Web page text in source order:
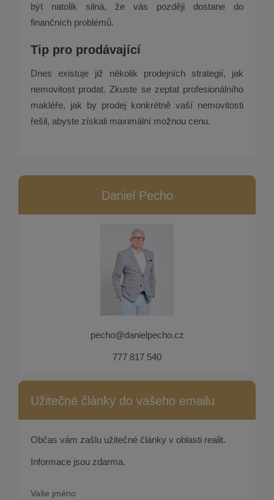
být natolik silná, že vás později dostane do
finančních problémů.
Tip pro prodávající
Dnes existuje již několik prodejních strategií, jak
nemovitost prodat. Zkuste se zeptat profesionálního
makléře, jak by prodej konkrétně vaší nemovitosti
řešil, abyste získali maximální možnou cenu.
Daniel Pecho
pecho@danielpecho.cz
777 817 540
Užitečné články do vašeho emailu
Občas vám zašlu užitečné články v oblasti realit.
Informace jsou zdarma.
Vaše jméno